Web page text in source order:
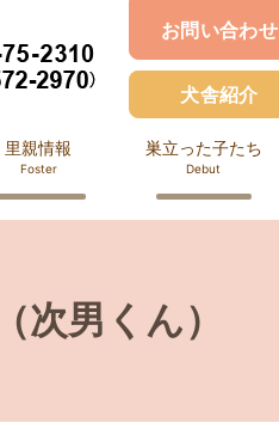
里親情報
Foster
巣立った子たち
Debut
お問い合わせ
犬舎紹介
男くん）